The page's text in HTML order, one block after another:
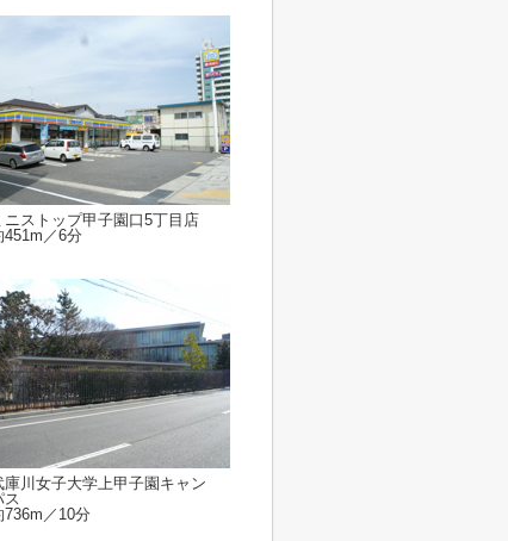
ニストップ甲子園口5丁目店
451m／6分
庫川女子大学上甲子園キャン
ス
736m／10分